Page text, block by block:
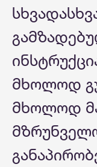
მხოლოდ
მხოლოდ